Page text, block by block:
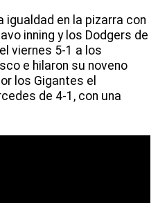
igualdad en la pizarra con
inning y los Dodgers de
viernes 5-1 a los
e hilaron su noveno
los Gigantes el
de 4-1, con una